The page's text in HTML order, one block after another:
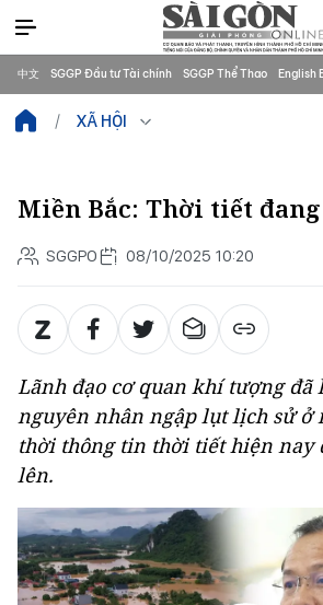
中文 SGGP Đầu tư Tài chính SGGP Thể Thao English
XÃ HỘI
Miền Bắc: Thời tiết
SGGPO 08/10/2025 10:20
Lãnh đạo cơ quan khí tượng đã
nguyên nhân ngập lụt lịch sử ở
thời thông tin thời tiết hiện nay
lên.